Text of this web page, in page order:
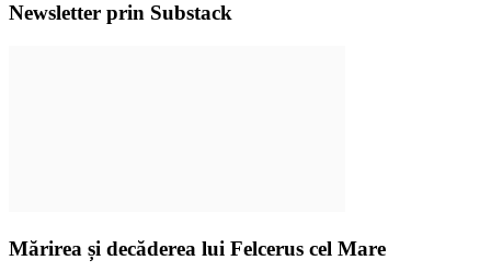
Newsletter prin Substack
Mărirea și decăderea lui Felcerus cel Mare